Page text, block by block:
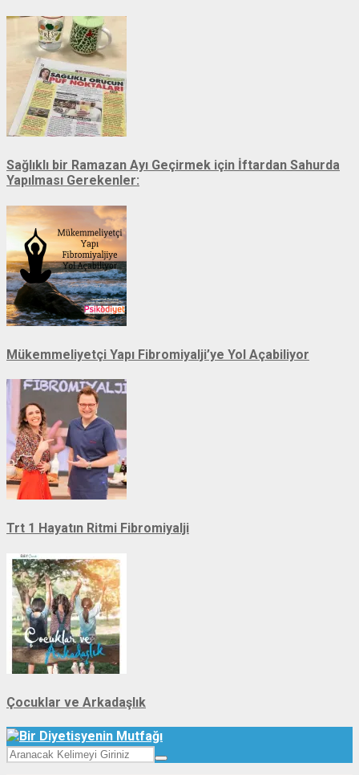
Sağlıklı bir Ramazan Ayı Geçirmek için İftardan Sahurda
Yapılması Gerekenler:
Mükemmeliyetçi Yapı Fibromiyalji’ye Yol Açabiliyor
Trt 1 Hayatın Ritmi Fibromiyalji
Çocuklar ve Arkadaşlık